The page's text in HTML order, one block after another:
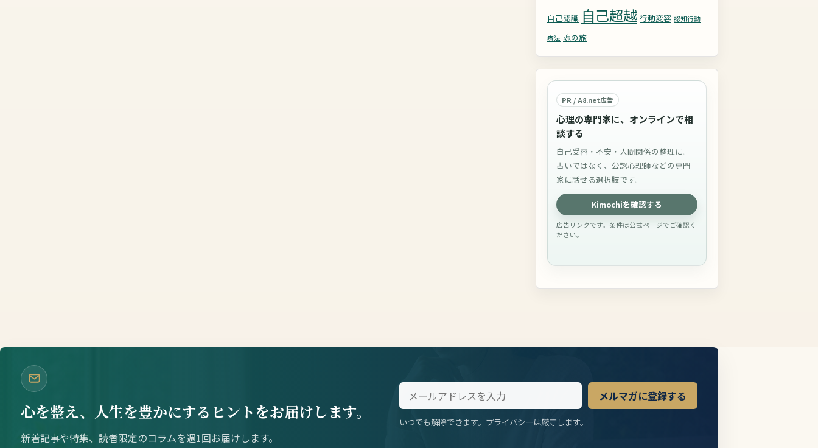
自己認識 自己超越 行動変容 認知行動
療法 魂の旅
PR / A8.net広告
心理の専門家に、オンラインで相
談する
自己受容・不安・人間関係の整理に。
占いではなく、公認心理師などの専門
家に話せる選択肢です。
Kimochiを確認する
広告リンクです。条件は公式ページでご確認く
ださい。
心を整え、人生を豊かにするヒントをお届けします。
新着記事や特集、読者限定のコラムを週1回お届けします。
メルマガに登録する
いつでも解除できます。プライバシーは厳守します。